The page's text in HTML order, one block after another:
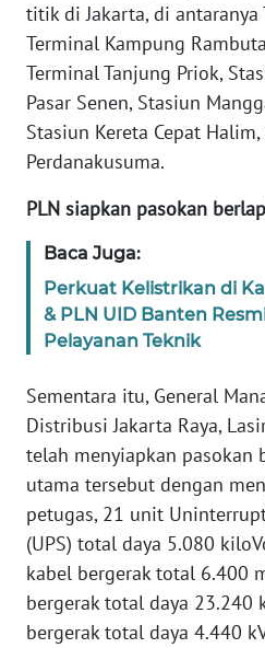
titik di Jakarta, di antaranya
Terminal Kampung
Terminal Tanjung Priok,
Pasar Senen, Stasiun
Stasiun Kereta Cepat
Perdanakusuma.
PLN siapkan pasokan
Baca Juga:
Perkuat Kelistrikan di
& PLN UID Banten
Pelayanan Teknik
Sementara itu, General
Distribusi Jakarta Raya,
telah menyiapkan pasokan
utama tersebut dengan
petugas, 21 unit
(UPS) total daya 5.080
kabel bergerak total 6.400
bergerak total daya 23.240
bergerak total daya 4.440
WN
SULBAR
WN
WN
WN
SUMSEL
BENGKULU
WN
WN
JATENG
WN
NUSANTARA